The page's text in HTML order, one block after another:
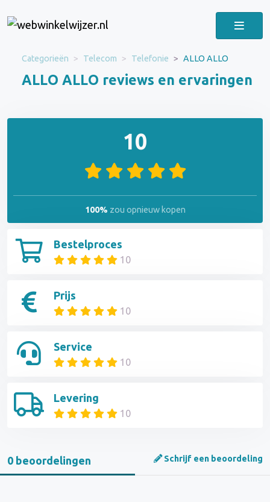
Categorieën Telecom Telefonie ALLO ALLO
ALLO ALLO reviews en ervaringen
Bestelproces
10
Prijs
10
Service
10
Levering
10
10
100% zou opnieuw kopen
0 beoordelingen Schrijf een beoordeling